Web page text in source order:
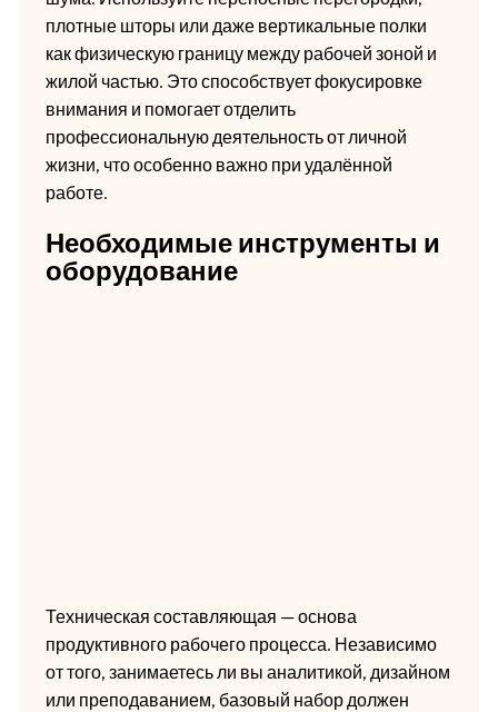
плотные шторы или даже вертикальные полки
как физическую границу между рабочей зоной и
жилой частью. Это способствует фокусировке
внимания и помогает отделить
профессиональную деятельность от личной
жизни, что особенно важно при удалённой
работе.
Необходимые инструменты и
оборудование
Техническая составляющая — основа
продуктивного рабочего процесса. Независимо
от того, занимаетесь ли вы аналитикой, дизайном
или преподаванием, базовый набор должен